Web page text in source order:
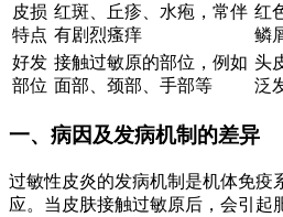
皮损
特点
红斑、丘疹、水疱，常伴
有剧烈瘙痒
红
鳞
好发
部位
接触过敏原的部位，例如
面部、颈部、手部等
头
泛
一、病因及发病机制的差异
过敏性皮炎的发病机制是机体免疫
应。当皮肤接触过敏原后，会引起